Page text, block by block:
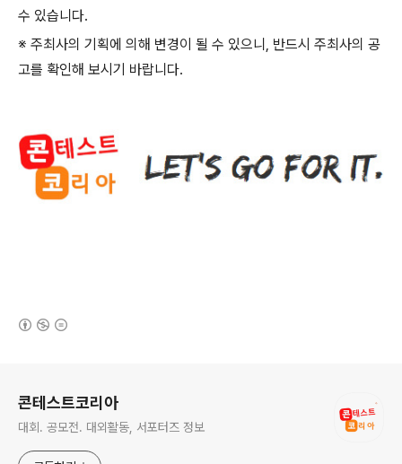
수 있습니다.
※ 주최사의 기획에 의해 변경이 될 수 있으니 , 반드시 주최사의 공
고를 확인해 보시기 바랍니다.
콘테스트코리아
대회. 공모전. 대외활동, 서포터즈 정보